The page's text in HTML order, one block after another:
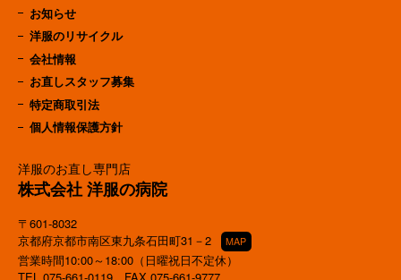
洋服のお直し専門店
株式会社 洋服の病院
〒601-8032
京都府京都市南区東九条石田町31－2
MAP
営業時間10:00～18:00（日曜祝日不定休）
TEL 075-661-0119 FAX 075-661-9777
お知らせ
洋服のリサイクル
会社情報
お直しスタッフ募集
特定商取引法
個人情報保護方針